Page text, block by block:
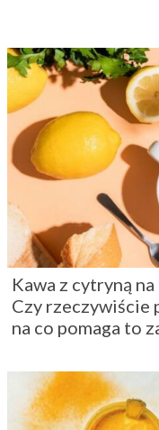
Kawa z cytryną
Czy rzeczywiście
na co pomaga to